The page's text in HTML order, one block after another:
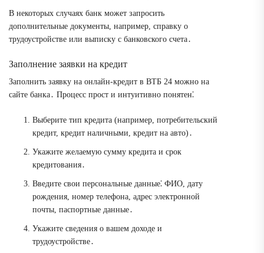
В некоторых случаях банк может запросить
дополнительные документы, например, справку о
трудоустройстве или выписку с банковского счета․
Заполнение заявки на кредит
Заполнить заявку на онлайн-кредит в ВТБ 24 можно на
сайте банка․ Процесс прост и интуитивно понятен⁚
Выберите тип кредита (например, потребительский
кредит, кредит наличными, кредит на авто)․
Укажите желаемую сумму кредита и срок
кредитования․
Введите свои персональные данные⁚ ФИО, дату
рождения, номер телефона, адрес электронной
почты, паспортные данные․
Укажите сведения о вашем доходе и
трудоустройстве․